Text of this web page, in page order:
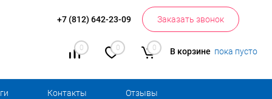
+7 (812) 642-23-09 Заказать звонок
0 0 0 В корзине пока пусто
Контакты Отзывы